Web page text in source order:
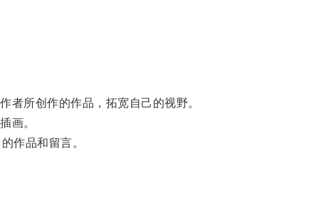
所创作的作品，拓宽自己的视野。
画。
作品和留言。